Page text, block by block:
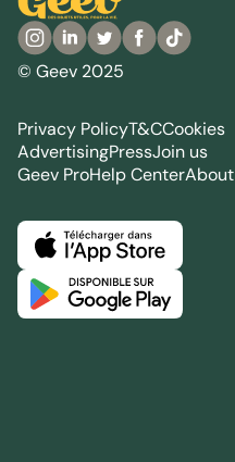
© Geev 2025
Privacy PolicyT&CCookies
AdvertisingPressJoin us
Geev ProHelp CenterAbout